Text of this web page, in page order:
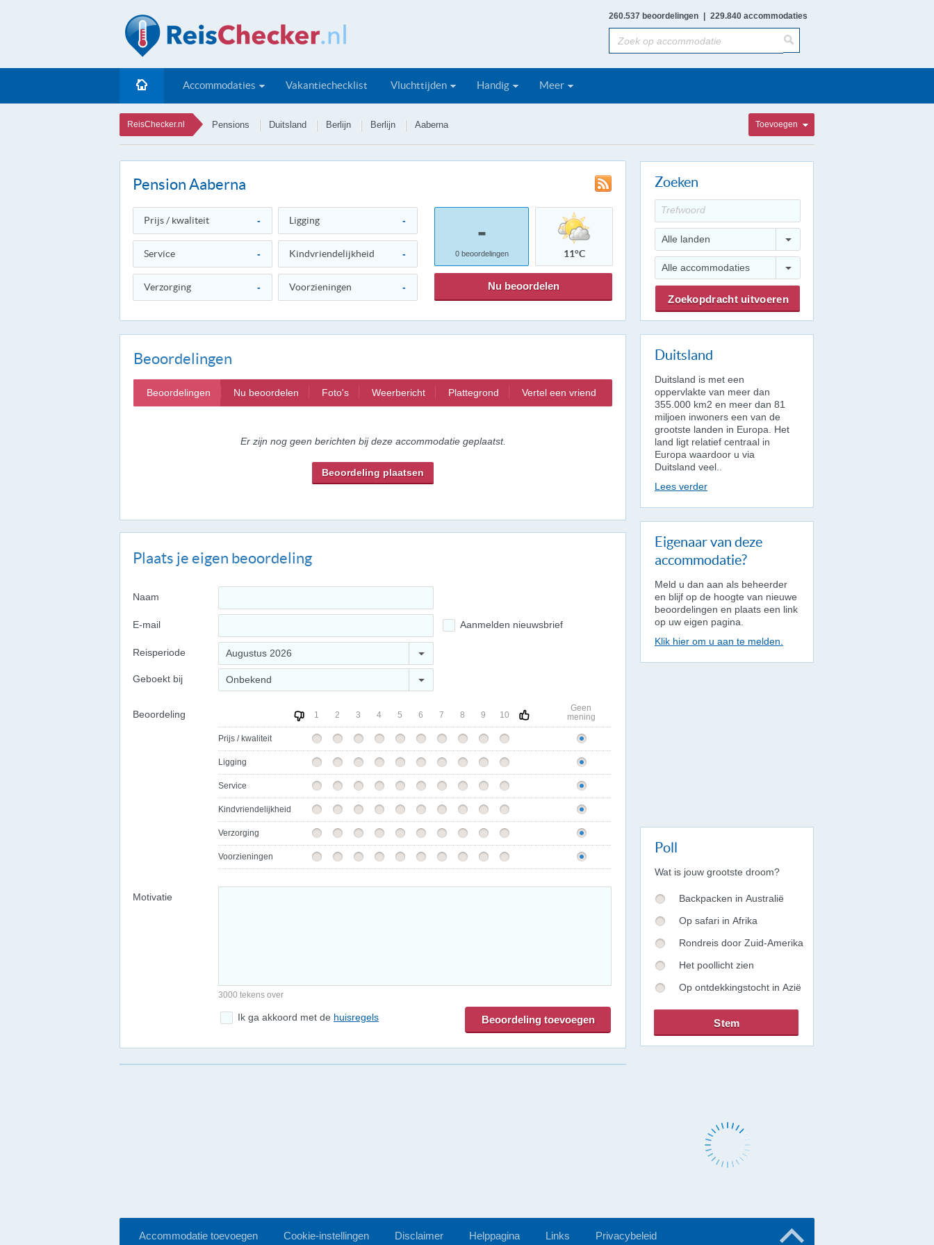
260.537 beoordelingen 229.840 accommodaties
Accommodaties Vakantiechecklist Vluchttijden Handig Meer
ReisChecker.nl Pensions Duitsland Berlijn Berlijn Aaberna Toevoegen
Pension Aaberna
Prijs / kwaliteit - Ligging -
Service - Kindvriendelijkheid -
Verzorging - Voorzieningen -
-
0beoordelingen 11°C
Nu beoordelen
Beoordelingen
Beoordelingen Nu beoordelen Foto's Weerbericht Plattegrond Vertel een vriend
Er zijn nog geen berichten bij deze accommodatie geplaatst.
Beoordeling plaatsen
Plaats je eigen beoordeling
Naam
E-mail Aanmelden nieuwsbrief
Reisperiode Augustus 2026
Geboekt bij Onbekend
Beoordeling 1 2 3 4 5 6 7 8 9 10
Geen
mening
Prijs / kwaliteit
Ligging
Service
Kindvriendelijkheid
Verzorging
Voorzieningen
Motivatie
3000 tekens over
Ik ga akkoord met de huisregels
Zoeken
Alle landen
Alle accommodaties
Duitsland
Duitsland is met een
oppervlakte van meer dan
355.000 km2 en meer dan 81
miljoen inwoners een van de
grootste landen in Europa. Het
land ligt relatief centraal in
Europa waardoor u via
Duitsland veel..
Lees verder
Eigenaar van deze
accommodatie?
Meld u dan aan als beheerder
en blijf op de hoogte van nieuwe
beoordelingen en plaats een link
op uw eigen pagina.
Klik hier om u aan te melden.
Poll
Wat is jouw grootste droom?
Backpacken in Australië
Op safari in Afrika
Rondreis door Zuid-Amerika
Het poollicht zien
Op ontdekkingstocht in Azië
Accommodatie toevoegen Cookie-instellingen Disclaimer Helppagina Links Privacybeleid